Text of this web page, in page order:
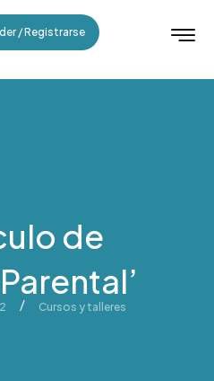
/ Registrarse
de
/ Cursos y talleres